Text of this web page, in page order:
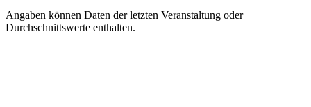
Angaben können Daten der letzten Veranstaltung oder
Durchschnittswerte enthalten.